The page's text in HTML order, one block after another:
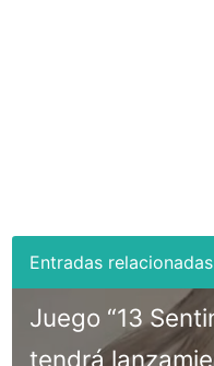
Juego “13
tendrá